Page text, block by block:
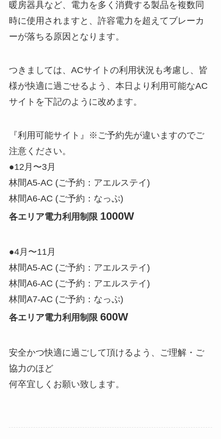
暖房器具など、電力を多く消費する製品を複数同
時に使用されますと、許容電力を超えてブレーカ
ーが落ちる原因となります。
つきましては、ACサイトの利用状況も考慮し、皆
様が快適に過ごせるよう、本日より利用可能なAC
サイトを下記のように改めます。
『利用可能サイト』※ご予約先が違いますのでご
注意ください。
●12月〜3月
林間A5-AC (ご予約：アエルステイ)
林間A6-AC (ご予約：なっぷ)
各エリア電力利用制限 1000W
●4月〜11月
林間A5-AC (ご予約：アエルステイ)
林間A6-AC (ご予約：アエルステイ)
林間A7-AC (ご予約：なっぷ)
各エリア電力利用制限 600W
安全かつ快適に過ごして頂けるよう、ご理解・ご
協力のほど
何卒宜しくお願い致します。